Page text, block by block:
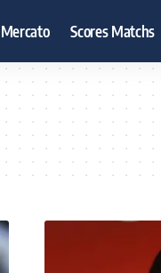
Mercato Scores Matchs